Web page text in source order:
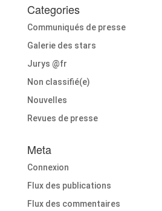
Categories
Communiqués de presse
Galerie des stars
Jurys @fr
Non classifié(e)
Nouvelles
Revues de presse
Meta
Connexion
Flux des publications
Flux des commentaires